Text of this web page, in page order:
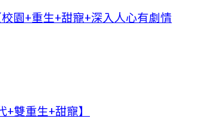
園+重生+甜寵+深入人心有劇情
+雙重生+甜寵】